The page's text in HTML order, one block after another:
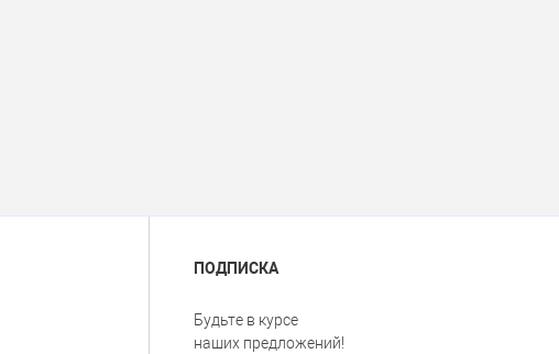
ПОДПИСКА
Будьте в курсе
наших предложений!